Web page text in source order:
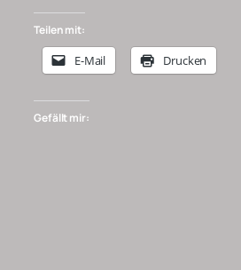
Teilen mit:
E-Mail Drucken
Gefällt mir: